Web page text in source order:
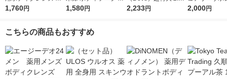
め替え 大容量 650g
1,760円
替 1410ml 花王 泡タ
1,580円
g 液体 ボディウォッ
2,233円
ィソープ 詰
2,000円
こちらの商品もおすすめ